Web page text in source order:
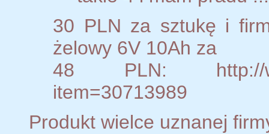
30 PLN za sztukę i
żelowy 6V 10Ah za
48 PLN: http://
item=30713989
Produkt wielce uznanej